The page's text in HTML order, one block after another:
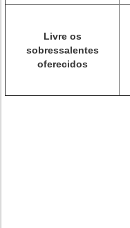
Livre os
sobressalentes
oferecidos